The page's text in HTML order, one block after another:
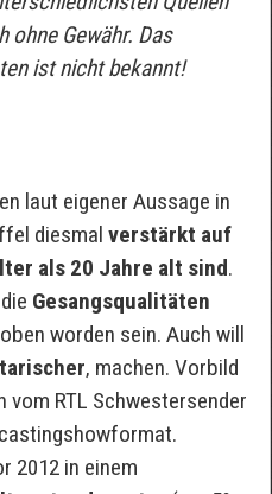
Gewähr. Das
ist nicht bekannt!
laut eigener Aussage in
diesmal verstärkt auf
als 20 Jahre alt sind.
Gesangsqualitäten
worden sein. Auch will
‚ machen. Vorbild
vom RTL Schwestersender
2012 in einem